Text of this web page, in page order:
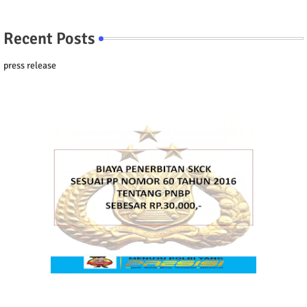
Recent Posts
press release